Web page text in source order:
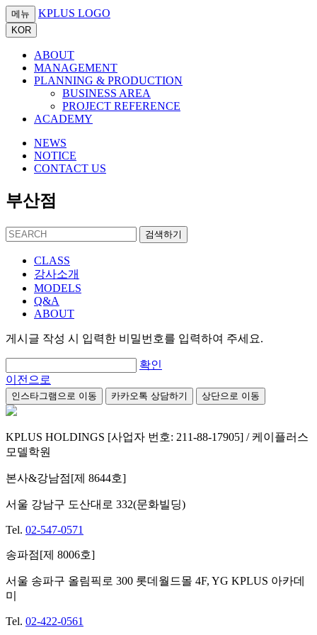
메뉴 KPLUS LOGO
KOR
ABOUT
MANAGEMENT
PLANNING & PRODUCTION
BUSINESS AREA
PROJECT REFERENCE
ACADEMY
NEWS
NOTICE
CONTACT US
부산점
검색하기
CLASS
강사소개
MODELS
Q&A
ABOUT
게시글 작성 시 입력한 비밀번호를 입력하여 주세요.
확인
이전으로
인스타그램으로 이동 카카오톡 상담하기 상단으로 이동
KPLUS HOLDINGS [사업자 번호: 211-88-17905] / 케이플러스
모델학원
본사&강남점[제 8644호]
서울 강남구 도산대로 332(문화빌딩)
Tel. 02-547-0571
송파점[제 8006호]
서울 송파구 올림픽로 300 롯데월드몰 4F, YG KPLUS 아카데
미
Tel. 02-422-0561